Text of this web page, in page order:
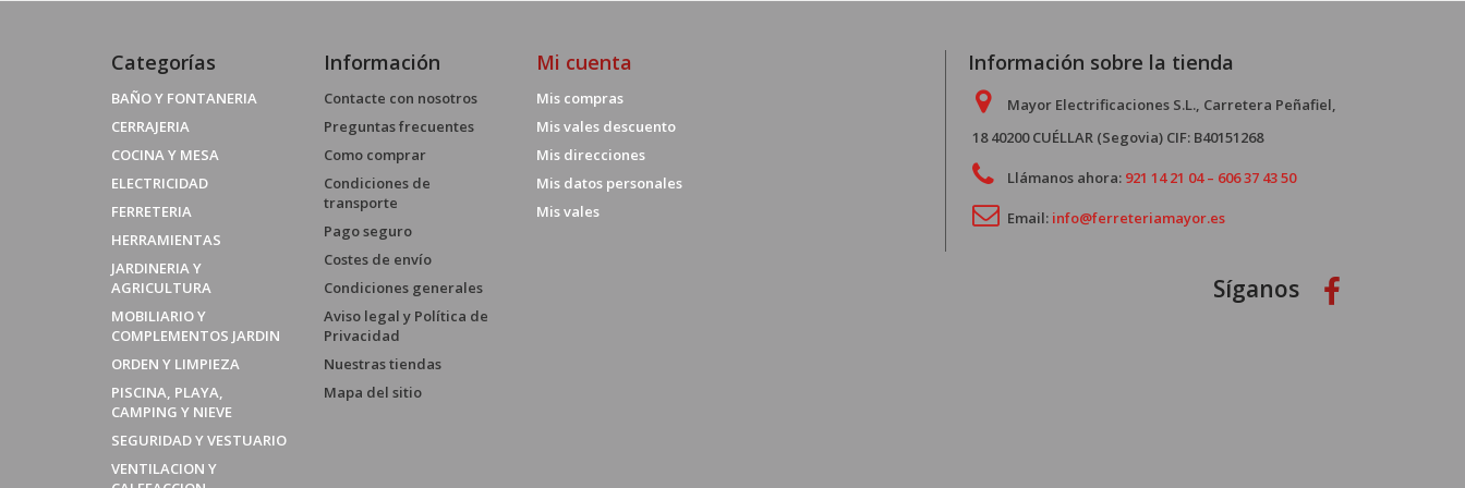
Categorías
BAÑO Y FONTANERIA
CERRAJERIA
COCINA Y MESA
ELECTRICIDAD
FERRETERIA
HERRAMIENTAS
JARDINERIA Y
AGRICULTURA
MOBILIARIO Y
COMPLEMENTOS JARDIN
ORDEN Y LIMPIEZA
PISCINA, PLAYA,
CAMPING Y NIEVE
SEGURIDAD Y VESTUARIO
VENTILACION Y
Información
Contacte con nosotros
Preguntas frecuentes
Como comprar
Condiciones de
transporte
Pago seguro
Costes de envío
Condiciones generales
Aviso legal y Política de
Privacidad
Nuestras tiendas
Mapa del sitio
Mi cuenta
Mis compras
Mis vales descuento
Mis direcciones
Mis datos personales
Mis vales
Información sobre la tienda
Mayor Electrificaciones S.L., Carretera Peñafiel,
18 40200 CUÉLLAR (Segovia) CIF: B40151268
Llámanos ahora: 921 14 21 04 – 606 37 43 50
Email: info@ferreteriamayor.es
Síganos